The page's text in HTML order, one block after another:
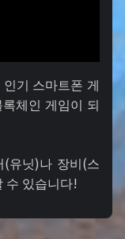
기 스마트폰 게
록체인 게임이 되
유닛)나 장비(스
수 있습니다!